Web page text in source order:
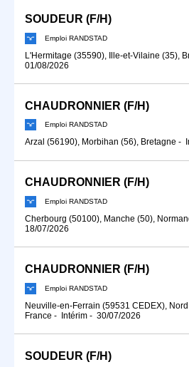
SOUDEUR (F/H)
Emploi RANDSTAD
L'Hermitage (35590), Ille-et-Vilaine (35),
01/08/2026
CHAUDRONNIER (F/H)
Emploi RANDSTAD
Arzal (56190), Morbihan (56), Bretagne -
CHAUDRONNIER (F/H)
Emploi RANDSTAD
Cherbourg (50100), Manche (50),
18/07/2026
CHAUDRONNIER (F/H)
Emploi RANDSTAD
Neuville-en-Ferrain (59531 CEDEX),
France - Intérim - 30/07/2026
SOUDEUR (F/H)